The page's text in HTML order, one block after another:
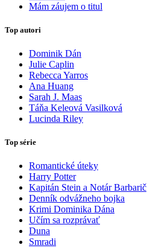
Mám záujem o titul
Top autori
Dominik Dán
Julie Caplin
Rebecca Yarros
Ana Huang
Sarah J. Maas
Táňa Keleová Vasilková
Lucinda Riley
Top série
Romantické úteky
Harry Potter
Kapitán Stein a Notár Barbarič
Denník odvážneho bojka
Krimi Dominika Dána
Učím sa rozprávať
Duna
Smradi